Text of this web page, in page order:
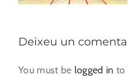
Deixeu un
You must be logged in to